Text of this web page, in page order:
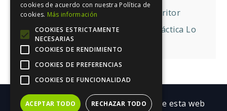
Navegación
de
entradas
Definiéndome Como Escritor
El Mapa Mental (poniendo En Práctica Lo
Aprendido)
Copyright ©| Todos los contenidos de esta web
cookies de acuerdo con nuestra Política de
cookies. Más información
COOKIES ESTRICTAMENTE
NECESARIAS
COOKIES DE RENDIMIENTO
COOKIES DE PREFERENCIAS
COOKIES DE FUNCIONALIDAD
ACEPTAR TODO RECHAZAR TODO